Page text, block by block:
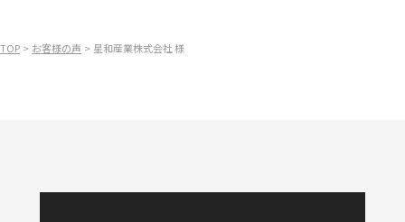
TOP お客様の声 星和産業株式会社 様